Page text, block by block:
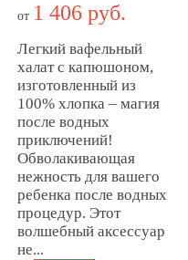
КАПЮШОНОМ
от 1 406 руб.
Легкий вафельный
халат с капюшоном,
изготовленный из
100% хлопка – магия
после водных
приключений!
Обволакивающая
нежность для вашего
ребенка после водных
процедур. Этот
волшебный аксессуар
не...